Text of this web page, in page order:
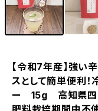
【令和7年産】強い
スとして簡単便利
ー 15g 高知県四